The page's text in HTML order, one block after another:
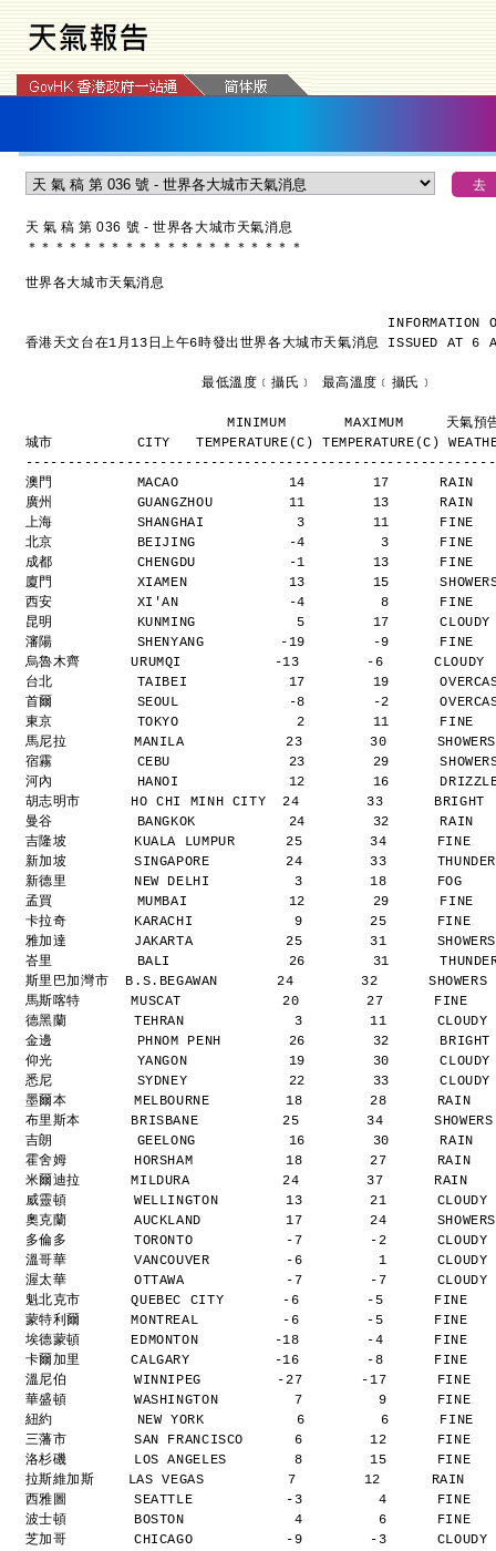
天 氣 稿 第 036 號 - 世界各大城市天氣消息
＊ ＊ ＊ ＊ ＊ ＊ ＊ ＊ ＊ ＊ ＊ ＊ ＊ ＊ ＊ ＊ ＊ ＊ ＊ ＊
世界各大城市天氣消息
香港天文台在1月13日上午6時發出世界各大城市天氣消息
INFORMATION
ISSUED AT 6
                     最低溫度﹝攝氏﹞ 最高溫度﹝攝氏﹞
MINIMUM       MAXIMUM     天氣預
城市          CITY   TEMPERATURE(C) TEMPERATURE(C)
澳門          MACAO             14        17      RAIN
廣州          GUANGZHOU         11        13      RAIN
上海          SHANGHAI           3        11      FINE
北京          BEIJING           -4         3      FINE
成都          CHENGDU           -1        13      FINE
廈門          XIAMEN            13        15
西安          XI'AN             -4         8      FINE
昆明          KUNMING            5        17
瀋陽          SHENYANG         -19        -9      FINE
烏魯木齊      URUMQI           -13        -6
台北          TAIBEI            17        19
首爾          SEOUL             -8        -2
東京          TOKYO              2        11      FINE
馬尼拉        MANILA            23        30
宿霧          CEBU              23        29
河內          HANOI             12        16      DRIZZLE
胡志明市      HO CHI MINH CITY  24        33
曼谷          BANGKOK           24        32      RAIN
吉隆坡        KUALA LUMPUR      25        34      FINE
新加坡        SINGAPORE         24        33
新德里        NEW DELHI          3        18      FOG
孟買          MUMBAI            12        29      FINE
卡拉奇        KARACHI            9        25      FINE
雅加達        JAKARTA           25        31
峇里          BALI              26        31
斯里巴加灣市  B.S.BEGAWAN       24        32
馬斯喀特      MUSCAT            20        27      FINE
德黑蘭        TEHRAN             3        11
金邊          PHNOM PENH        26        32
仰光          YANGON            19        30
悉尼          SYDNEY            22        33
墨爾本        MELBOURNE         18        28      RAIN
布里斯本      BRISBANE          25        34
吉朗          GEELONG           16        30      RAIN
霍舍姆        HORSHAM           18        27      RAIN
米爾迪拉      MILDURA           24        37      RAIN
威靈頓        WELLINGTON        13        21
奧克蘭        AUCKLAND          17        24
多倫多        TORONTO           -7        -2
溫哥華        VANCOUVER         -6         1
渥太華        OTTAWA            -7        -7
魁北克市      QUEBEC CITY       -6        -5      FINE
蒙特利爾      MONTREAL          -6        -5      FINE
埃德蒙頓      EDMONTON         -18        -4      FINE
卡爾加里      CALGARY          -16        -8      FINE
溫尼伯        WINNIPEG         -27       -17      FINE
華盛頓        WASHINGTON         7         9      FINE
紐約          NEW YORK           6         6      FINE
三藩市        SAN FRANCISCO      6        12      FINE
洛杉磯        LOS ANGELES        8        15      FINE
拉斯維加斯    LAS VEGAS          7        12      RAIN
西雅圖        SEATTLE           -3         4      FINE
波士頓        BOSTON             4         6      FINE
芝加哥        CHICAGO           -9        -3